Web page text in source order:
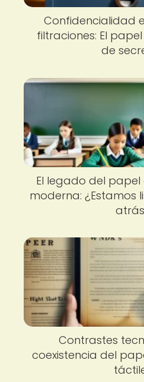
Confidencialidad
filtraciones: El
de
El legado del
moderna: ¿Estamos
Contrastes
coexistencia del